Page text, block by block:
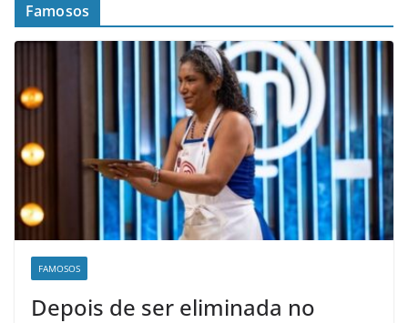
Famosos
FAMOSOS
Depois de ser eliminada no